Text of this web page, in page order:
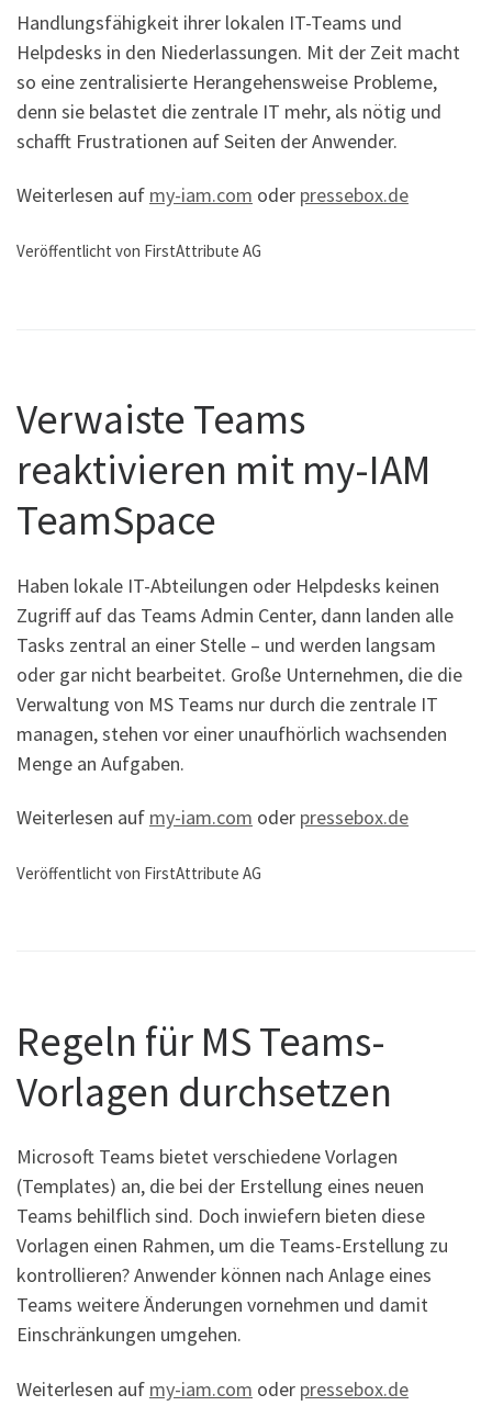
Handlungsfähigkeit ihrer lokalen IT-Teams und
Helpdesks in den Niederlassungen. Mit der Zeit macht
so eine zentralisierte Herangehensweise Probleme,
denn sie belastet die zentrale IT mehr, als nötig und
schafft Frustrationen auf Seiten der Anwender.
Weiterlesen auf my-iam.com oder pressebox.de
Veröffentlicht von FirstAttribute AG
Verwaiste Teams
reaktivieren mit my-IAM
TeamSpace
Haben lokale IT-Abteilungen oder Helpdesks keinen
Zugriff auf das Teams Admin Center, dann landen alle
Tasks zentral an einer Stelle – und werden langsam
oder gar nicht bearbeitet. Große Unternehmen, die die
Verwaltung von MS Teams nur durch die zentrale IT
managen, stehen vor einer unaufhörlich wachsenden
Menge an Aufgaben.
Weiterlesen auf my-iam.com oder pressebox.de
Veröffentlicht von FirstAttribute AG
Regeln für MS Teams-
Vorlagen durchsetzen
Microsoft Teams bietet verschiedene Vorlagen
(Templates) an, die bei der Erstellung eines neuen
Teams behilflich sind. Doch inwiefern bieten diese
Vorlagen einen Rahmen, um die Teams-Erstellung zu
kontrollieren? Anwender können nach Anlage eines
Teams weitere Änderungen vornehmen und damit
Einschränkungen umgehen.
Weiterlesen auf my-iam.com oder pressebox.de